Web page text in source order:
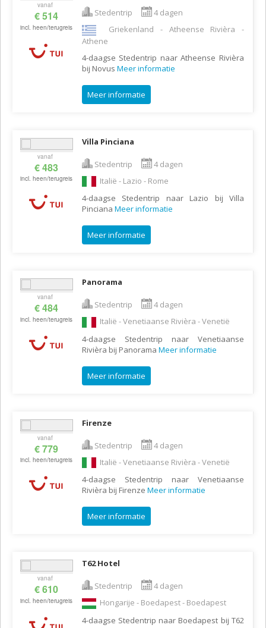
vanaf
€ 514
incl. heen/terugreis
Stedentrip
4 dagen
Griekenland - Atheense Rivièra -
Athene
4-daagse Stedentrip naar Atheense Rivièra
bij Novus Meer informatie
Meer informatie
vanaf
€ 483
incl. heen/terugreis
Villa Pinciana
Stedentrip
4 dagen
Italië - Lazio - Rome
4-daagse Stedentrip naar Lazio bij Villa
Pinciana Meer informatie
Meer informatie
vanaf
€ 484
incl. heen/terugreis
Panorama
Stedentrip
4 dagen
Italië - Venetiaanse Rivièra - Venetië
4-daagse Stedentrip naar Venetiaanse
Rivièra bij Panorama Meer informatie
Meer informatie
vanaf
€ 779
incl. heen/terugreis
Firenze
Stedentrip
4 dagen
Italië - Venetiaanse Rivièra - Venetië
4-daagse Stedentrip naar Venetiaanse
Rivièra bij Firenze Meer informatie
Meer informatie
vanaf
€ 610
incl. heen/terugreis
T62 Hotel
Stedentrip
4 dagen
Hongarije - Boedapest - Boedapest
4-daagse Stedentrip naar Boedapest bij T62